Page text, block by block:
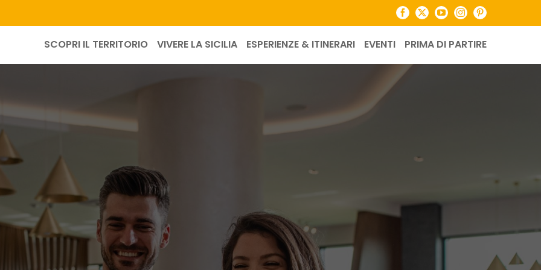
Facebook
X YouTubeInstagramPinterest
SCOPRI IL TERRITORIO VIVERE LA SICILIA ESPERIENZE & ITINERARI EVENTI PRIMA DI PARTIRE